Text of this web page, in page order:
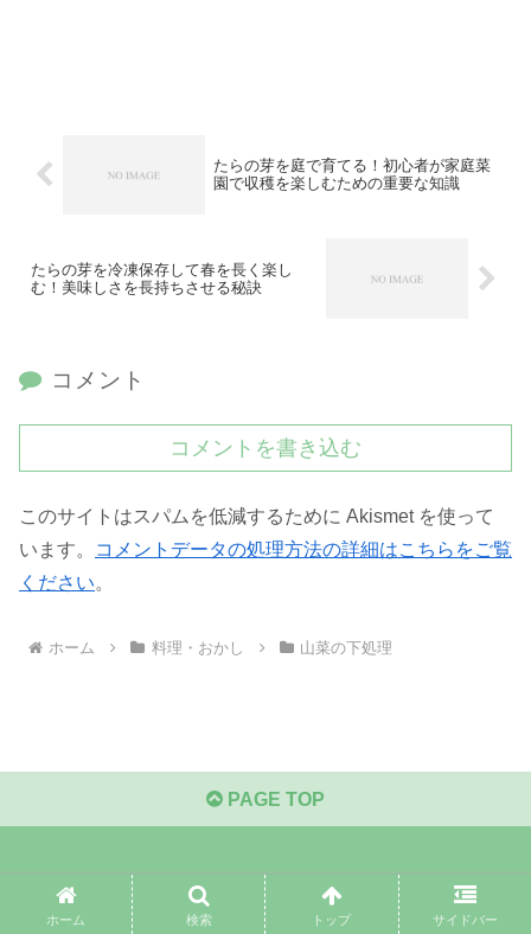
たらの芽を庭で育てる！初心者が家庭菜
園で収穫を楽しむための重要な知識
たらの芽を冷凍保存して春を長く楽し
む！美味しさを長持ちさせる秘訣
コメント
コメントを書き込む
このサイトはスパムを低減するために Akismet を使って
います。
コメントデータの処理方法の詳細はこちらをご覧
ください。
ホーム 料理・おかし 山菜の下処理
PAGE TOP
ママは悩みが多い
ホーム プライバシーポリシー
ホーム 検索 トップ サイドバー